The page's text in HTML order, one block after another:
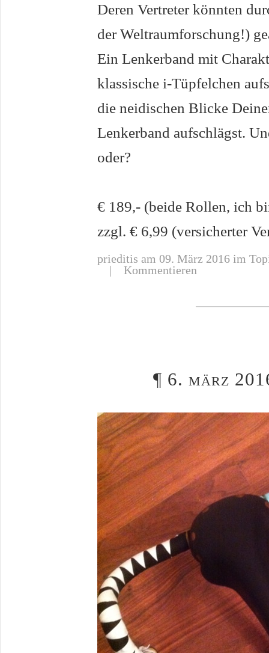
Deren Vertreter könnten
der Weltraumforschung!)
Ein Lenkerband mit
klassische i-Tüpfelchen
die neidischen Blicke
Lenkerband aufschlägst.
oder?
€ 189,- (beide Rollen, ich
zzgl. € 6,99 (versicherter
prieditis am 09. März 2016 im
| Kommentieren
¶ 6. märz